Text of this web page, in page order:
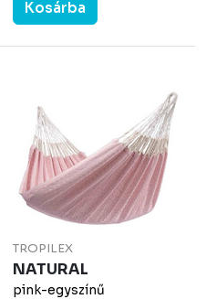
Kosárba
TROPILEX
NATURAL
pink-egyszínű